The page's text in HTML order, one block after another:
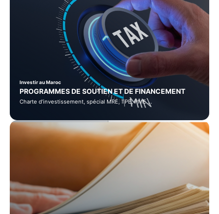
Investir au Maroc
PROGRAMMES DE SOUTIEN ET DE FINANCEMENT
Charte d’investissement, spécial MRE, TPE, PME …